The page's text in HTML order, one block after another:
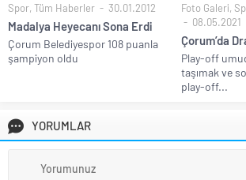
Spor, Tüm Haberler 30.01.2012
Madalya Heyecanı Sona Erdi
Çorum Belediyespor 108 puanla
şampiyon oldu
Foto Galeri,
08.05.2021
Çorum’da
Play-off
taşımak ve
play-off...
YORUMLAR